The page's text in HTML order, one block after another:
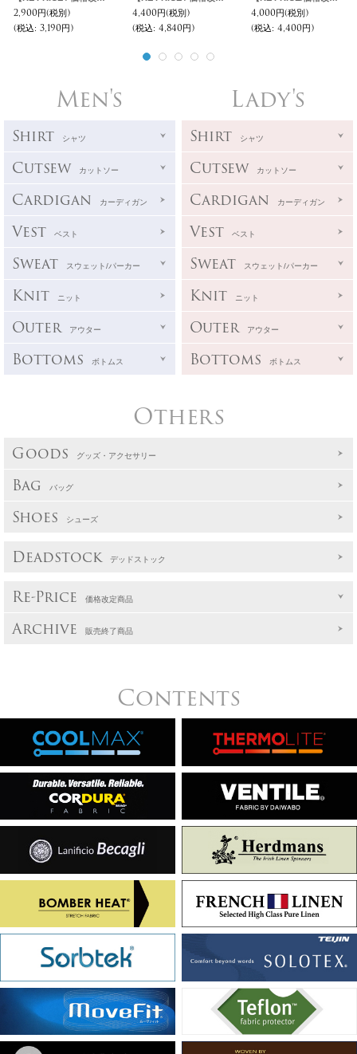
2,900円(税別)
(税込: 3,190円)
4,400円(税別)
(税込: 4,840円)
4,000円(税別)
(税込: 4,400円)
Men's
Shirt シャツ
Cutsew カットソー
Cardigan カーディガン
Vest ベスト
Sweat スウェット/パーカー
Knit ニット
Outer アウター
Bottoms ボトムス
Lady's
Shirt シャツ
Cutsew カットソー
Cardigan カーディガン
Vest ベスト
Sweat スウェット/パーカー
Knit ニット
Outer アウター
Bottoms ボトムス
Others
Goods グッズ・アクセサリー
Bag バッグ
Shoes シューズ
Deadstock デッドストック
Re-Price 価格改定商品
Archive 販売終了商品
Contents